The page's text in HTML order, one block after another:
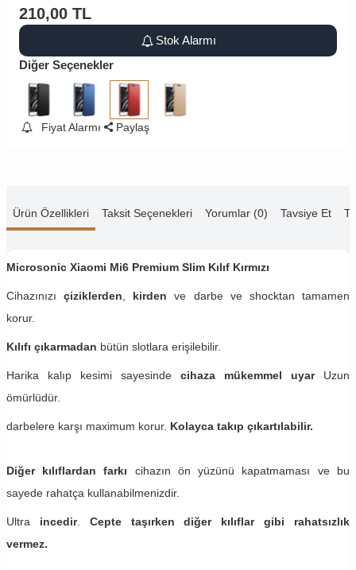
210,00 TL
Stok Alarmı
Diğer Seçenekler
Fiyat Alarmı Paylaş
Ürün Özellikleri Taksit Seçenekleri Yorumlar (0) Tavsiye Et
Microsonic Xiaomi Mi6 Premium Slim Kılıf Kırmızı
Cihazınızıçiziklerden kirdenve darbe ve shocktan tamamen
korur.
Kılıfı çıkarmadan bütün slotlara erişilebilir.
Harika kalıp kesimi sayesinde cihaza mükemmel uyar Uzun
ömürlüdür.
darbelere karşı maximum korur. Kolayca takıp çıkartılabilir.
Diğer kılıflardan farkı cihazın ön yüzünü kapatmaması ve bu
sayede rahatça kullanabilmenizdir.
Ultra incedir. Cepte taşırken diğer kılıflar gibi rahatsızlık
vermez.